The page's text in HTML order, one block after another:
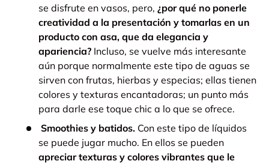
se disfrute en vasos, pero, ¿por qué no ponerle
creatividad a la presentación y tomarlas en un
producto con asa, que da elegancia y
apariencia? Incluso, se vuelve más interesante
aún porque normalmente este tipo de aguas se
sirven con frutas, hierbas y especias; ellas tienen
colores y texturas encantadoras; un punto más
para darle ese toque chic a lo que se ofrece.
Smoothies y batidos. Con este tipo de líquidos
se puede jugar mucho. En ellos se pueden
apreciar texturas y colores vibrantes que le